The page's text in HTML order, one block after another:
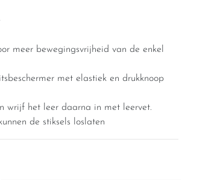
meer bewegingsvrijheid van de enkel
met elastiek en drukknoop
wrijf het leer daarna in met leervet.
de stiksels loslaten